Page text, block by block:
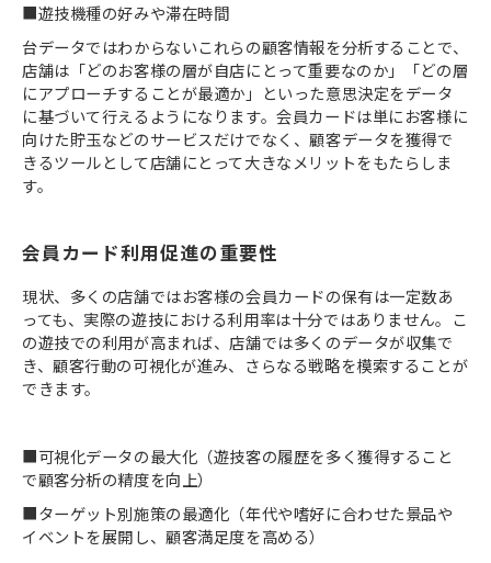
■遊技機種の好みや滞在時間
台データではわからないこれらの顧客情報を分析することで、
店舗は「どのお客様の層が自店にとって重要なのか」「どの層
にアプローチすることが最適か」といった意思決定をデータ
に基づいて行えるようになります。会員カードは単にお客様に
向けた貯玉などのサービスだけでなく、顧客データを獲得で
きるツールとして店舗にとって大きなメリットをもたらしま
す。
会員カード利用促進の重要性
現状、多くの店舗ではお客様の会員カードの保有は一定数あ
っても、実際の遊技における利用率は十分ではありません。こ
の遊技での利用が高まれば、店舗では多くのデータが収集で
き、顧客行動の可視化が進み、さらなる戦略を模索することが
できます。
■可視化データの最大化（遊技客の履歴を多く獲得すること
で顧客分析の精度を向上）
■ターゲット別施策の最適化（年代や嗜好に合わせた景品や
イベントを展開し、顧客満足度を高める）